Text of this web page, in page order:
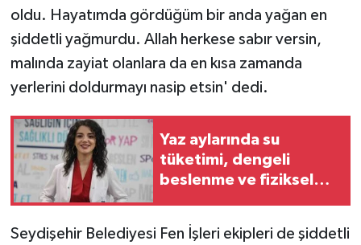
oldu. Hayatımda gördüğüm bir anda yağan en
şiddetli yağmurdu. Allah herkese sabır versin,
malında zayiat olanlara da en kısa zamanda
yerlerini doldurmayı nasip etsin' dedi.
Yaz aylarında su
tüketimi, dengeli
beslenme ve fiziksel
Seydişehir Belediyesi Fen İşleri ekipleri de şiddetli
Sağlık
SİYASET
SPOR HABERLERİ
TEKNOLOJİ
Turizm
ÜLKE GÜNDEMİ